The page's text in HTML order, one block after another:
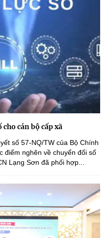
cán bộ cấp xã
số 57-NQ/TW của Bộ Chính
điểm nghẽn về chuyển đổi số
Lạng Sơn đã phối hợp...